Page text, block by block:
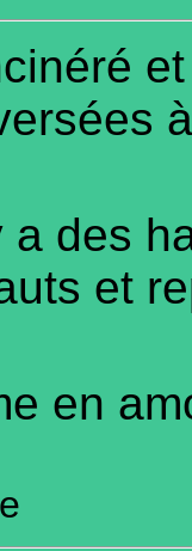
a des
et
en